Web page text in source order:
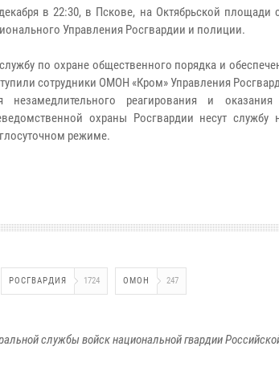
в 22:30, в Пскове, на Октябрьской площади
Управления Росгвардии и полиции.
по охране общественного порядка и
сотрудники ОМОН «Кром» Управления
незамедлительного реагирования и
охраны Росгвардии несут службу
режиме.
РОСГВАРДИЯ 1724 ОМОН 247
службы войск национальной гвардии